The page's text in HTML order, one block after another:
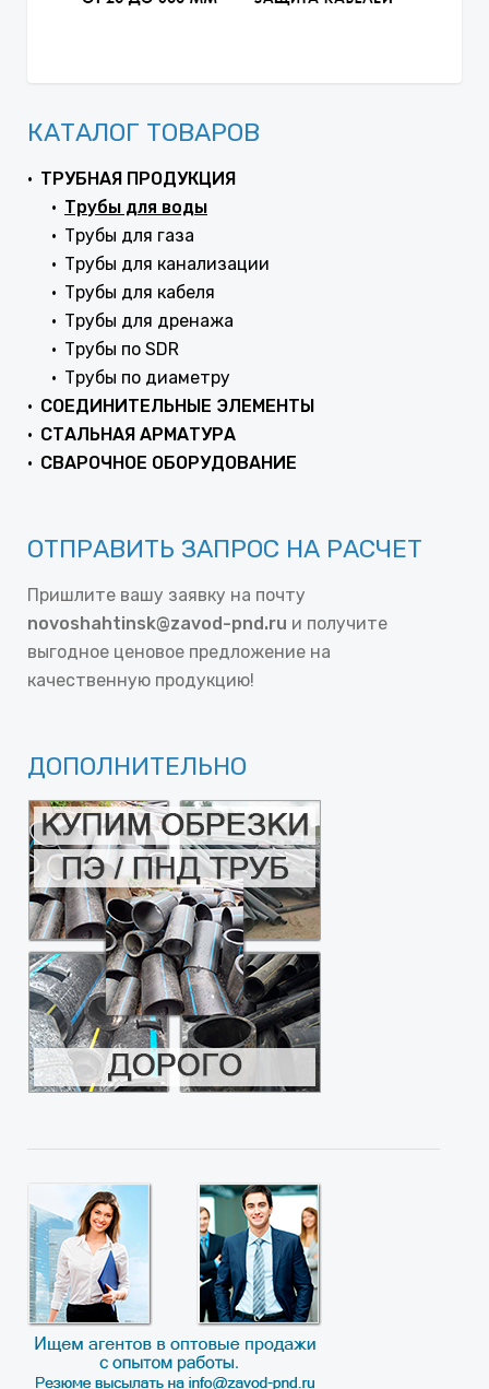
КАТАЛОГ ТОВАРОВ
ТРУБНАЯ ПРОДУКЦИЯ
Трубы для воды
Трубы для газа
Трубы для канализации
Трубы для кабеля
Трубы для дренажа
Трубы по SDR
Трубы по диаметру
СОЕДИНИТЕЛЬНЫЕ ЭЛЕМЕНТЫ
СТАЛЬНАЯ АРМАТУРА
СВАРОЧНОЕ ОБОРУДОВАНИЕ
ОТПРАВИТЬ ЗАПРОС НА РАСЧЕТ
Пришлите вашу заявку на почту
novoshahtinsk@zavod-pnd.ru и получите
выгодное ценовое предложение на
качественную продукцию!
ДОПОЛНИТЕЛЬНО